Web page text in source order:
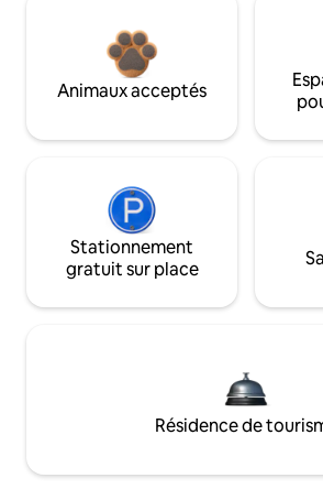
Animaux acceptés
Stationnement
gratuit sur place
Résidence de